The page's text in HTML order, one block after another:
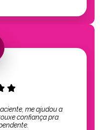
me ajudou a
confiança pra